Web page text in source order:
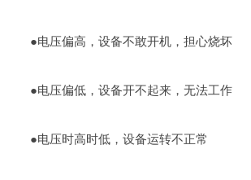
●电压偏高，设备不敢开机，担心烧坏
●电压偏低，设备开不起来，无法工作
●电压时高时低，设备运转不正常